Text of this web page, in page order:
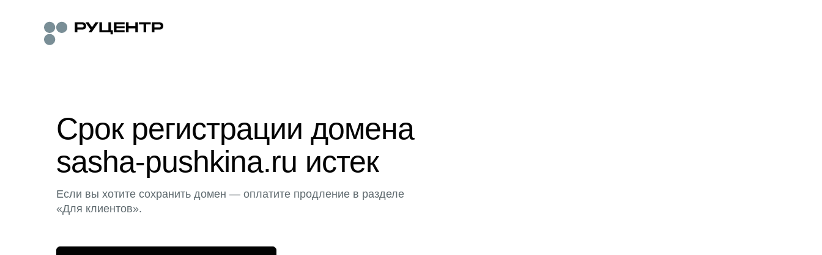
Срок регистрации домена
sasha-pushkina.ru истек
Если вы хотите сохранить домен — оплатите продление в разделе
«Для клиентов».